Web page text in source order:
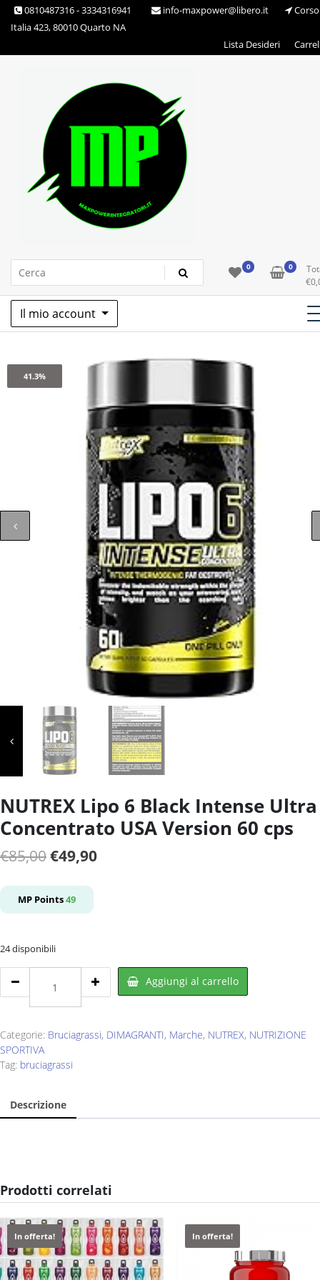
Skip 0810487316 - 3334316941 info-maxpower@libero.it
Corso
Italia 423, 80010 Quarto NA
Lista Desideri
Max Power Integratori 0 0
€
Il mio account
41.3%
NUTREX Lipo 6 Black Intense Ultra
Concentrato USA Version 60 cps
€85,00Il
originale
€85,00.
€49,90Il
MP Points49
24 disponibili
6
Intense
Ultra
Concentrato
60
Aggiungi al carrello
Categorie: Bruciagrassi, DIMAGRANTI, Marche, NUTREX, NUTRIZIONE
SPORTIVA
Tag: bruciagrassi
Descrizione
Prodotti correlati
In offerta! In offerta!